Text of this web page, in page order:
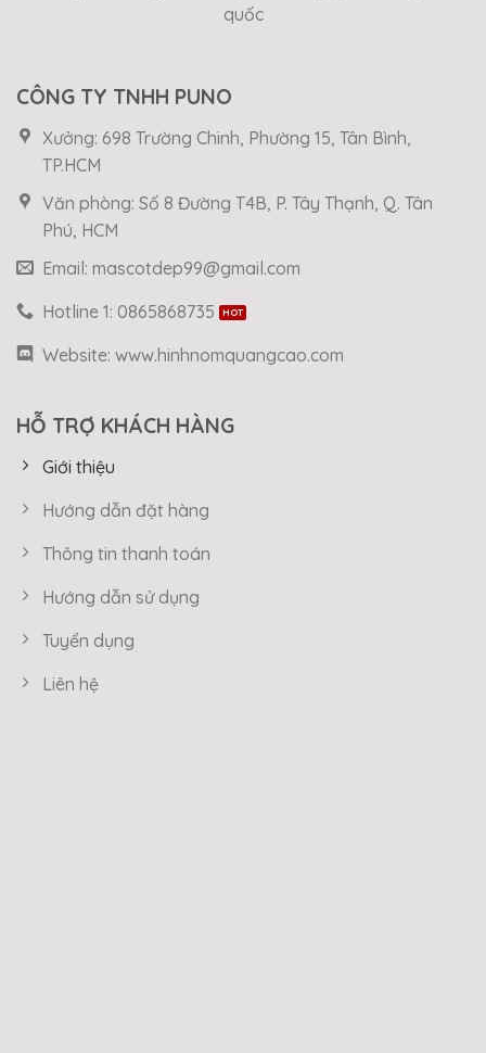
quốc
CÔNG TY TNHH PUNO
Xưởng: 698 Trường Chinh, Phường 15, Tân Bình,
TP.HCM
Văn phòng: Số 8 Đường T4B, P. Tây Thạnh, Q. Tân
Phú, HCM
Email: mascotdep99@gmail.com
Hotline 1: 0865868735
Website: www.hinhnomquangcao.com
HỖ TRỢ KHÁCH HÀNG
Giới thiệu
Hướng dẫn đặt hàng
Thông tin thanh toán
Hướng dẫn sử dụng
Tuyển dụng
Liên hệ